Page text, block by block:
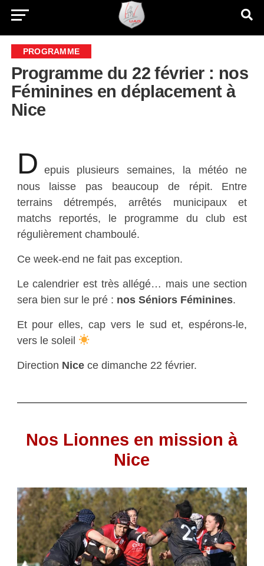
PROGRAMME
Programme du 22 février : nos
Féminines en déplacement à
Nice
D epuis plusieurs semaines, la météo ne
nous laisse pas beaucoup de répit. Entre
terrains détrempés, arrêtés municipaux et
matchs reportés, le programme du club est
régulièrement chamboulé.
Ce week-end ne fait pas exception.
Le calendrier est très allégé… mais une section
sera bien sur le pré : nos Séniors Féminines.
Et pour elles, cap vers le sud et, espérons-le,
vers le soleil
Direction Nicece dimanche 22 février.
Nos Lionnes en mission à
Nice